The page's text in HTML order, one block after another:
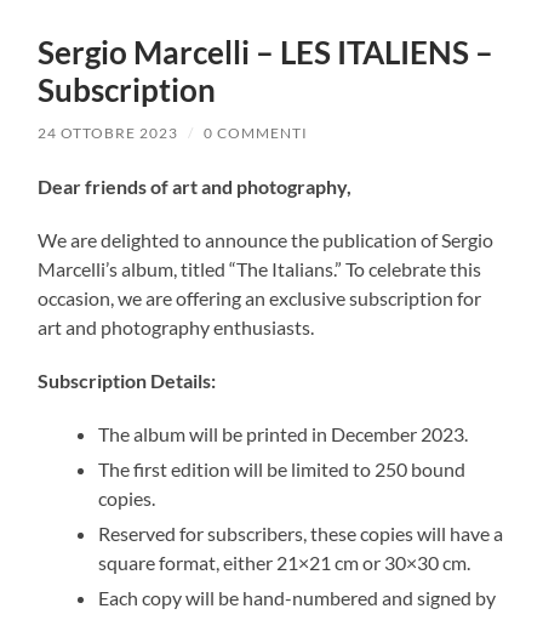
Sergio Marcelli – LES ITALIENS –
Subscription
24 OTTOBRE 2023 / 0 COMMENTI
Dear friends of art and photography,
We are delighted to announce the publication of Sergio
Marcelli’s album, titled “The Italians.” To celebrate this
occasion, we are offering an exclusive subscription for
art and photography enthusiasts.
Subscription Details:
The album will be printed in December 2023.
The first edition will be limited to 250 bound
copies.
Reserved for subscribers, these copies will have a
square format, either 21×21 cm or 30×30 cm.
Each copy will be hand-numbered and signed by